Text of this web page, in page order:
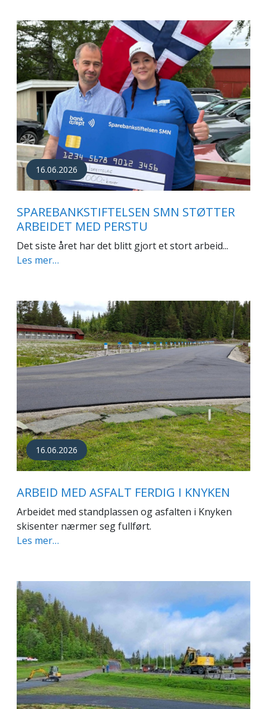
16.06.2026
SPAREBANKSTIFTELSEN SMN STØTTER
ARBEIDET MED PERSTU
Det siste året har det blitt gjort et stort arbeid...
Les mer…
16.06.2026
ARBEID MED ASFALT FERDIG I KNYKEN
Arbeidet med standplassen og asfalten i Knyken
skisenter nærmer seg fullført.
Les mer…